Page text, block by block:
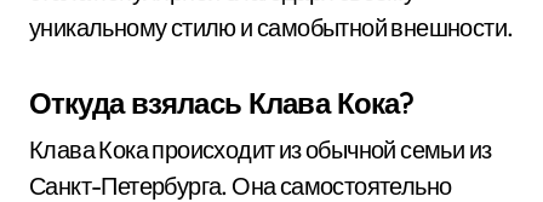
уникальному стилю и самобытной внешности.
Откуда взялась Клава Кока?
Клава Кока происходит из обычной семьи из
Санкт-Петербурга. Она самостоятельно